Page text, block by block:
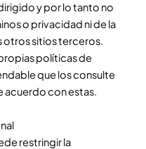
y por lo tanto no
o privacidad ni de la
otros sitios terceros.
políticas de
que los consulte
acuerdo con estas.
restringir la